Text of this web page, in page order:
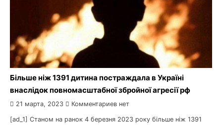
Більше ніж 1391 дитина постраждала в Україні
внаслідок повномасштабної збройної агресії рф
21 марта, 2023 Комментариев нет
[ad_1] Станом на ранок 4 березня 2023 року більше ніж 1391